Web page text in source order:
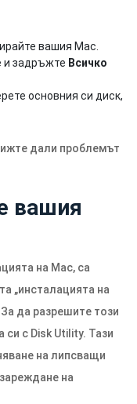
вашия Mac.
и задръжте Всичко
основния си диск,
дали проблемът
вашия
на Mac, са
„инсталацията на
да разрешите този
с Disk Utility. Тази
на липсващи
на